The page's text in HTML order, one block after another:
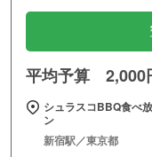
平均予算 2,000
シュラスコBBQ食べ
ン
新宿駅／東京都